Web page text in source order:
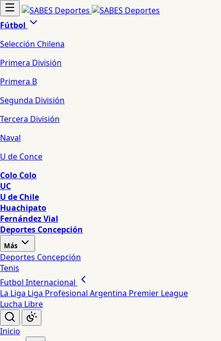
Fútbol
Selección Chilena
Primera División
Primera B
Segunda División
Tercera División
Naval
U de Conce
Colo Colo
UC
U de Chile
Huachipato
Fernández Vial
Deportes Concepción
Más
Deportes Concepción
Tenis
Futbol Internacional
La Liga Liga Profesional Argentina Premier League
Lucha Libre
Inicio